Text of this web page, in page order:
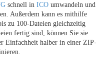
schnell in ICO umwandeln und
Außerdem kann es mithilfe
zu 100-Dateien gleichzeitig
fertig sind, können Sie sie
Einfachheit halber in einer ZIP-